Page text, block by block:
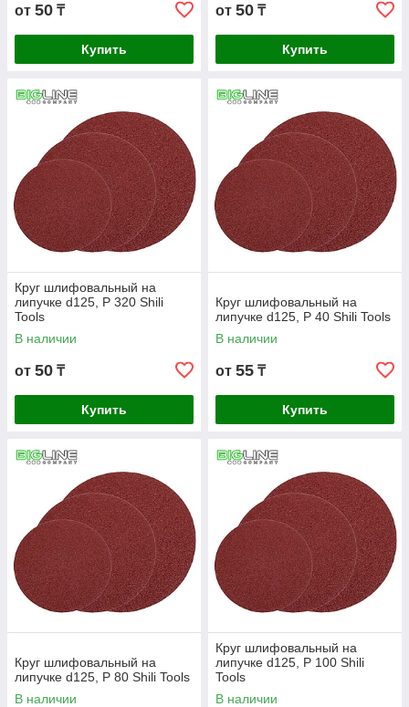
от 50 ₸
Купить
от 50 ₸
Купить
Круг шлифовальный на
липучке d125, P 320 Shili
Tools
В наличии
от 50 ₸
Купить
Круг шлифовальный на
липучке d125, P 40 Shili Tools
В наличии
от 55 ₸
Купить
Круг шлифовальный на
липучке d125, P 80 Shili Tools
В наличии
Круг шлифовальный на
липучке d125, P 100 Shili
Tools
В наличии